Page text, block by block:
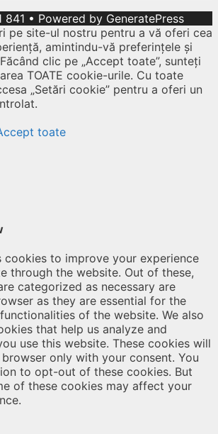
841 • Powered by GeneratePress
pe site-ul nostru pentru a vă oferi cea
amintindu-vă preferințele și
clic pe „Accept toate”, sunteți
TOATE cookie-urile. Cu toate
„Setări cookie” pentru a oferi un
toate
cookies to improve your experience
through the website. Out of these,
categorized as necessary are
as they are essential for the
of the website. We also
that help us analyze and
use this website. These cookies will
only with your consent. You
to opt-out of these cookies. But
of these cookies may affect your